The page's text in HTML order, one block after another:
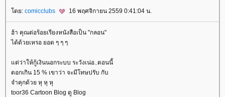
ดย: comicclubs 16 พฤศจิกายน 2559 0:41:04 น.
ฮ้า คุณต่อร้อยเรียงหนังสือเป็น "กลอน"
ได้ด้วยเหรอ ยอด ๆ ๆ ๆ
ต่ว่าให้กู้เงินนอกระบบ ระวังเน่อ..ตอนนี้
ดอกเกิน 15 % เขาว่า จะมีโทษปรับ กับ
จำคุกด้วย หุ หุ หุ
toor36 Cartoon Blog ดู Blog